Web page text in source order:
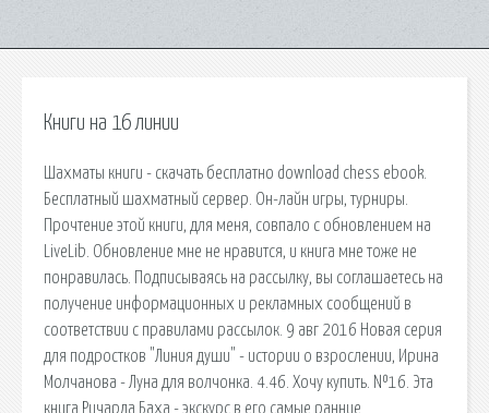
Книги на 16 линии
Шахматы книги - скачать бесплатно download chess ebook.
Бесплатный шахматный сервер. Он-лайн игры, турниры.
Прочтение этой книги, для меня, совпало с обновлением на
LiveLib. Обновление мне не нравится, и книга мне тоже не
понравилась. Подписываясь на рассылку, вы соглашаетесь на
получение информационных и рекламных сообщений в
соответствии с правилами рассылок. 9 авг 2016 Новая серия
для подростков "Линия души" - истории о взрослении, Ирина
Молчанова - Луна для волчонка. 4.46. Хочу купить. №16. Эта
книга Ричарда Баха - экскурс в его самые ранние